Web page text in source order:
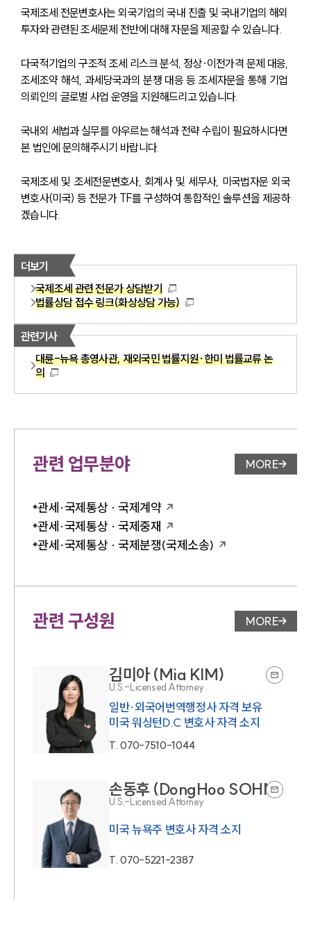
국제조세 전문변호사는 외국기업의 국내 진출 및 국내기업의 해외
투자와 관련된 조세문제 전반에 대해 자문을 제공할 수 있습니다.
다국적기업의 구조적 조세 리스크 분석, 정상·이전가격 문제 대응,
조세조약 해석, 과세당국과의 분쟁 대응 등 조세자문을 통해 기업
의뢰인의 글로벌 사업 운영을 지원해드리고 있습니다.
국내외 세법과 실무를 아우르는 해석과 전략 수립이 필요하시다면
본 법인에 문의해주시기 바랍니다.
국제조세 및 조세전문변호사, 회계사 및 세무사, 미국법자문 외국
변호사(미국) 등 전문가 TF를 구성하여 통합적인 솔루션을 제공하
겠습니다.
더보기
국제조세 관련 전문가 상담받기
법률상담 접수 링크(화상상담 가능)
관련기사
대륜-뉴욕 총영사관, 재외국민 법률지원·한미 법률교류 논
의
관련 업무분야 업무분야
MORE
관세·국제통상 · 국제계약
관세·국제통상 · 국제중재
관세·국제통상 · 국제분쟁(국제소송)
관련 구성원 변호사 페
MORE
김미아 (Mia KIM)
U.S.-Licensed Attorney
일반·외국어번역행정사 자격 보유
미국 워싱턴D.C 변호사 자격 소지
T.070-7510-1044
손동후 (DongHoo SOHN)
U.S.-Licensed Attorney
미국 뉴욕주 변호사 자격 소지
T.070-5221-2387